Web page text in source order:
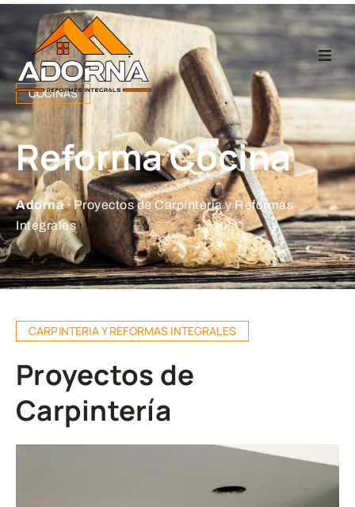
Home
Carpintería
Reformas
Proyectos
Empresa
COCINAS
Reforma Cocina
Adorna ·Proyectos de Carpintería y Reformas
Integrales
CARPINTERIA Y REFORMAS INTEGRALES
Proyectos de
Carpintería